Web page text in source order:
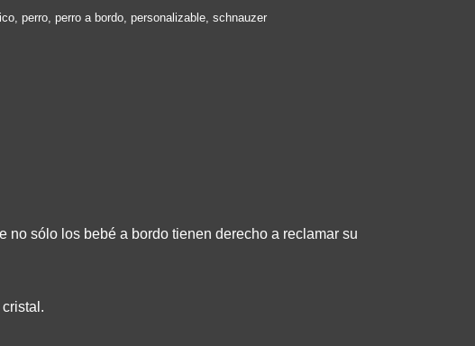
,perro ,perro a bordo ,personalizable ,schnauzer
sólo los bebé a bordo tienen derecho a reclamar su